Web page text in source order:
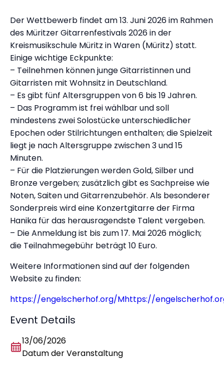
Der Wettbewerb findet am 13. Juni 2026 im Rahmen
des Müritzer Gitarrenfestivals 2026 in der
Kreismusikschule Müritz in Waren (Müritz) statt.
Einige wichtige Eckpunkte:
– Teilnehmen können junge Gitarristinnen und
Gitarristen mit Wohnsitz in Deutschland.
– Es gibt fünf Altersgruppen von 6 bis 19 Jahren.
– Das Programm ist frei wählbar und soll
mindestens zwei Solostücke unterschiedlicher
Epochen oder Stilrichtungen enthalten; die Spielzeit
liegt je nach Altersgruppe zwischen 3 und 15
Minuten.
– Für die Platzierungen werden Gold, Silber und
Bronze vergeben; zusätzlich gibt es Sachpreise wie
Noten, Saiten und Gitarrenzubehör. Als besonderer
Sonderpreis wird eine Konzertgitarre der Firma
Hanika für das herausragendste Talent vergeben.
– Die Anmeldung ist bis zum 17. Mai 2026 möglich;
die Teilnahmegebühr beträgt 10 Euro.
Weitere Informationen sind auf der folgenden
Website zu finden:
https://engelscherhof.org/Mhttps://
Event Details
13/06/2026
Datum der Veranstaltung